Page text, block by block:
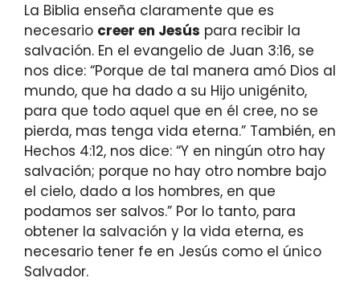
La Biblia enseña claramente que es
necesario creer en Jesús para recibir la
salvación. En el evangelio de Juan 3:16, se
nos dice: “Porque de tal manera amó Dios al
mundo, que ha dado a su Hijo unigénito,
para que todo aquel que en él cree, no se
pierda, mas tenga vida eterna.” También, en
Hechos 4:12, nos dice: “Y en ningún otro hay
salvación; porque no hay otro nombre bajo
el cielo, dado a los hombres, en que
podamos ser salvos.” Por lo tanto, para
obtener la salvación y la vida eterna, es
necesario tener fe en Jesús como el único
Salvador.